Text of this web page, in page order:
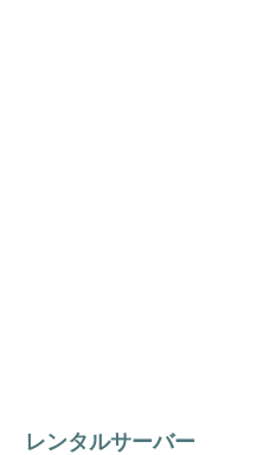
レンタルサーバー